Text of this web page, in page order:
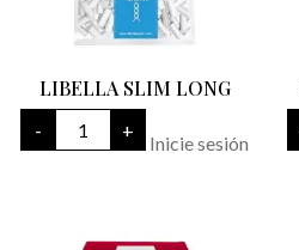
LIBELLA SLIM LONG
-
LIBELLA
SLIM
LONG
+
Inicie sesión